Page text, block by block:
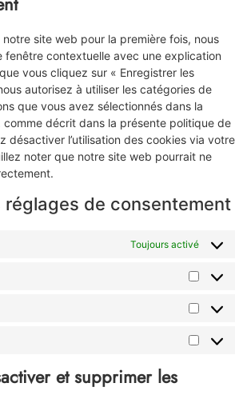
site web pour la première fois, nous
fenêtre contextuelle avec une explication
vous cliquez sur « Enregistrer les
autorisez à utiliser les catégories de
que vous avez sélectionnés dans la
décrit dans la présente politique de
désactiver l’utilisation des cookies via votre
noter que notre site web pourrait ne
réglages de consentement
Toujours activé
et supprimer les